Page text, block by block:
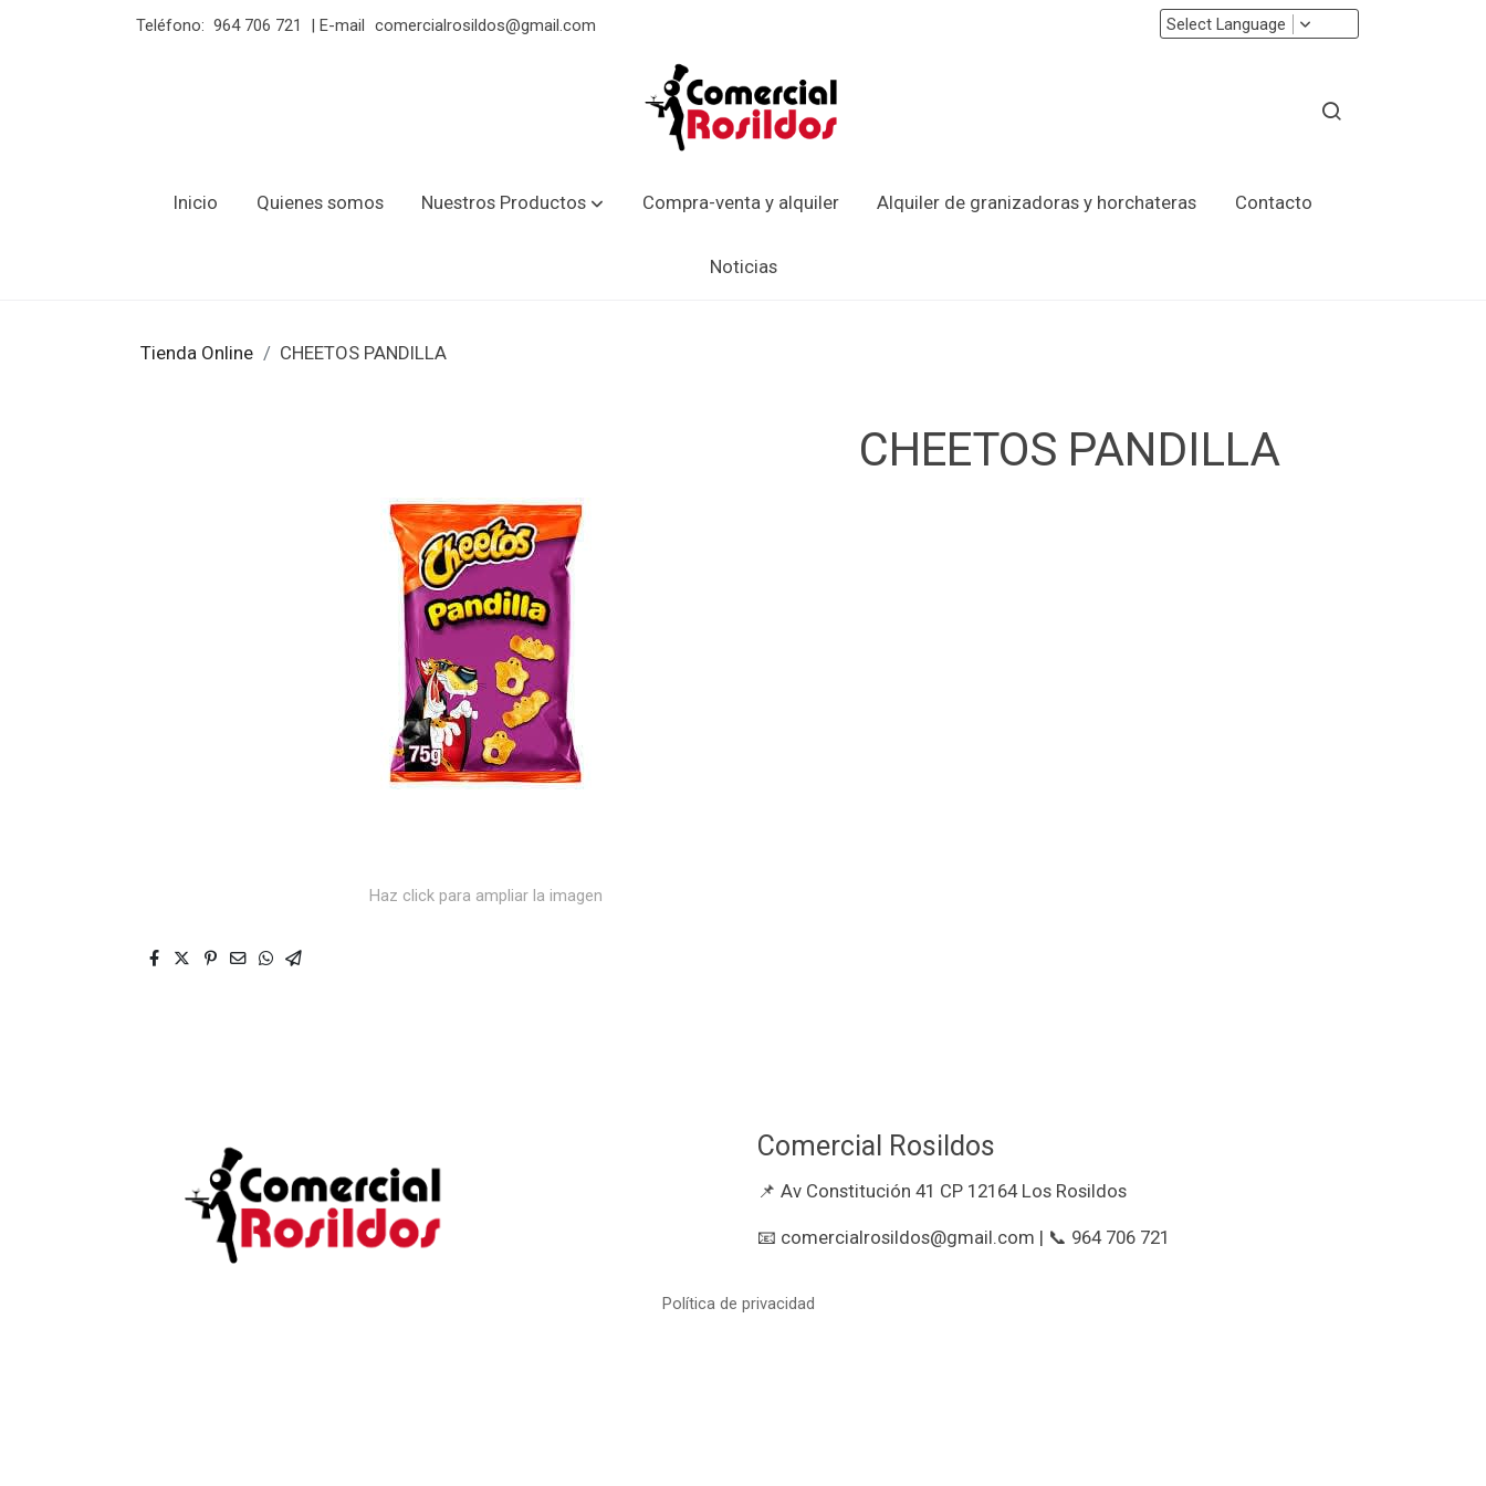
Teléfono: 964 706 721 | E-mail comercialrosildos@gmail.com Select Language
Inicio Quienes somos Nuestros Productos Compra-venta y alquiler Alquiler de granizadoras y horchateras Contacto
Noticias
Tienda Online CHEETOS PANDILLA
Haz click para ampliar la imagen
CHEETOS PANDILLA
Comercial Rosildos
📌 Av Constitución 41 CP 12164 Los Rosildos
📧 comercialrosildos@gmail.com | 📞 964 706 721
Política de privacidad